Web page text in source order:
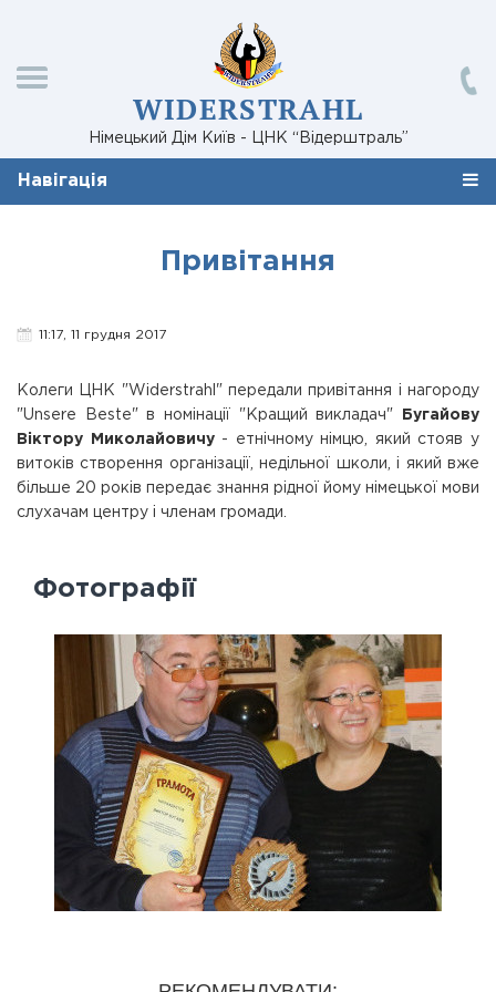
WIDERSTRAHL
Німецький Дім Київ - ЦНК “Відерштраль”
Навігація
Привітання
11:17, 11 грудня 2017
Колеги ЦНК "Widerstrahl" передали привітання і нагороду
"Unsere Beste" в номінації "Кращий викладач"
Бугайову
Віктору Миколайовичу- етнічному німцю, який стояв у
витоків створення організації, недільної школи, і який вже
більше 20 років передає знання рідної йому німецької мови
слухачам центру і членам громади.
Фотографії